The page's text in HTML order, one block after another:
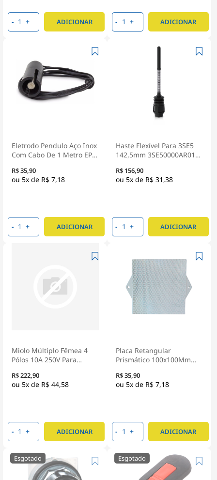
- + ADICIONAR - + ADICIONAR
Eletrodo Pendulo Aço Inox
Com Cabo De 1 Metro EP -
R$ 35,90
5x de R$ 7,18
- + ADICIONAR
Haste Flexível Para 3SE5
142,5mm 3SE50000AR01 -
R$ 156,90
5x de R$ 31,38
- + ADICIONAR
Miolo Múltiplo Fêmea 4
Pólos 10A 250V Para
SDMF04P - Steck
R$ 222,90
5x de R$ 44,58
- + ADICIONAR
Placa Retangular
Prismático 100x100Mm
R$ 35,90
5x de R$ 7,18
- + ADICIONAR